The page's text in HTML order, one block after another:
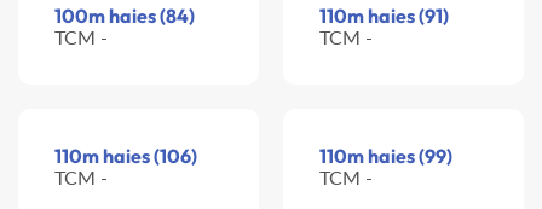
100m haies (84)
TCM -
110m haies (91)
TCM -
110m haies (106)
TCM -
110m haies (99)
TCM -